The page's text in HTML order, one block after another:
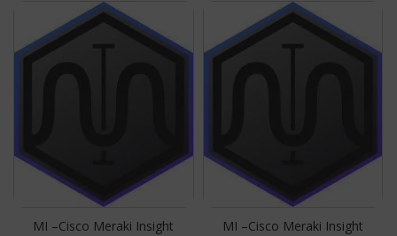
MI –Cisco Meraki Insight
MI –Cisco Meraki Insight